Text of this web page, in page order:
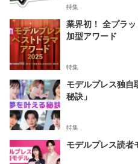
特集
業界初！ 全プラ
加型アワード
特集
モデルプレス独自
秘訣」
特集
モデルプレス読者